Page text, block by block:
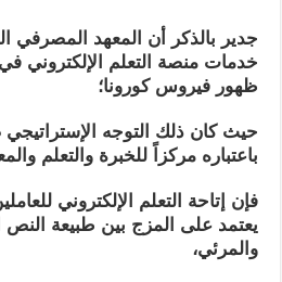
جدير بالذكر أن المعهد
ظهور فيروس كورونا؛
حيث كان ذلك التوجه
باعتباره مركزاً للخبرة والتعلم
فإن إتاحة التعلم الإلكتروني
يعتمد على المزج بين طبيعة
والمرئي،